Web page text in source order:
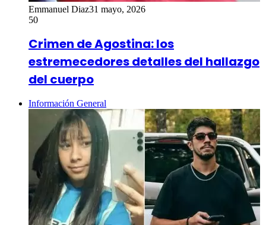
Emmanuel Diaz31 mayo, 2026
50
Crimen de Agostina: los
estremecedores detalles del hallazgo
del cuerpo
Información General